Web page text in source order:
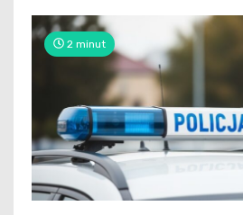
2 minut